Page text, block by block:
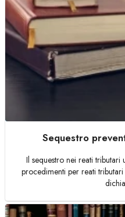
Sequestro
Il sequestro nei reati
procedimenti per reati